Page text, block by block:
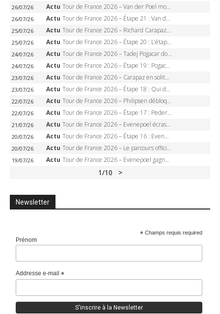
26/07/26 Actu Tour de France 2026 – Van der Poel monumental à Paris, Pogacar égale le record des cinq sacres
26/07/26 Actu Tour de France 2026 – Étape 21 : Van der Poel, Pogacar, qui succédera à Wout van Aert sur les Champs-Elysées ?
25/07/26 Actu Tour de France 2026 – Richard Carapaz roi des Alpes, doublé et maillot à pois, Seixas perd le podium
25/07/26 Actu Tour de France 2026 – Étape 20 : L’étape reine, Galibier, Sarenne, Alpe d’Huez, qui succédera à Pogacar ?
24/07/26 Actu Tour de France 2026 – Tadej Pogacar dompte l’Alpe d’Huez, 5e victoire, record de Pantani pulvérisé
24/07/26 Actu Tour de France 2026 – Étape 19 : Pogacar peut-il enfin dompter l’Alpe d’Huez ?
23/07/26 Actu Tour de France 2026 – Carapaz en solitaire à Orcières-Merlette, Paret-Peintre à un point du maillot à pois
23/07/26 Actu Tour de France 2026 – Étape 18 : Qui domptera Orcières-Merlette, première marche vers l’Alpe d’Huez ?
22/07/26 Actu Tour de France 2026 – Philipsen débloque son compteur à Voiron, Pedersen en danger pour le maillot vert
22/07/26 Actu Tour de France 2026 – Étape 17 : Pedersen peut-il verrouiller le maillot vert à Voiron ?
21/07/26 Actu Tour de France 2026 – Evenepoel écrase le chrono d’Évian, Seixas 4e, Lipowitz abandonne
20/07/26 Actu Tour de France 2026 – Étape 16 : Evenepoel, Pogacar, Ganna… qui domptera le chrono d’Évian pour redessiner le podium ?
20/07/26 Actu Tour de France 2026 – Le parcours officiel complet : 21 étapes, profils, carte et dates
19/07/26 Actu Tour de France 2026 – Evenepoel gagne à Solaison, Vingegaard abandonne, Pogacar toujours en jaune
1/10 >
Newsletter
* Champs requis required
Prénom
Addresse e-mail*